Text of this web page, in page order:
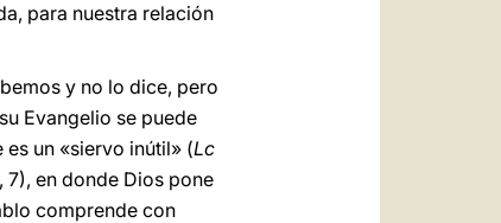
para nuestra relación
y no lo dice, pero
Evangelio se puede
un «siervo inútil» (Lc
7), en donde Dios pone
comprende con